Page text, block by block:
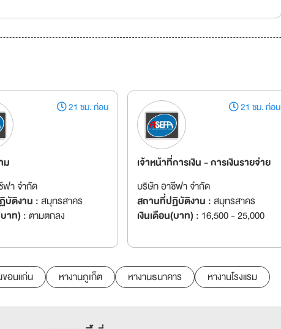
21 ชม. ก่อน
ม
ฟา จำกัด
บัติงาน :สมุทรสาคร
าท) :ตามตกลง
21 ชม. ก่อน
เจ้าหน้าที่การเงิน - การเงินรายจ่าย
บริษัท อาซีฟา จำกัด
สถานที่ปฏิบัติงาน :สมุทรสาคร
เงินเดือน(บาท) : 16,500 - 25,000
ขอนแก่น หางานภูเก็ต หางานธนาคาร หางานโรงแรม